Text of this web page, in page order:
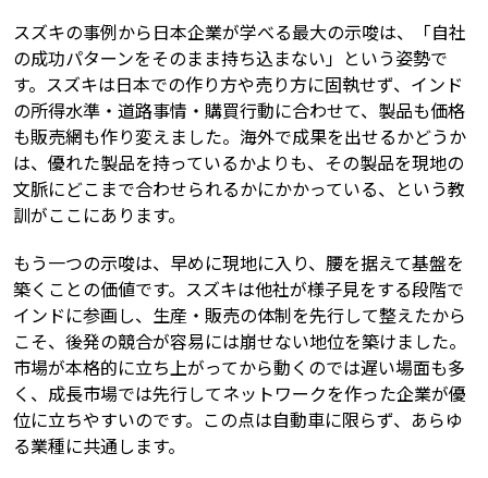
スズキの事例から日本企業が学べる最大の示唆は、「自社
の成功パターンをそのまま持ち込まない」という姿勢で
す。スズキは日本での作り方や売り方に固執せず、インド
の所得水準・道路事情・購買行動に合わせて、製品も価格
も販売網も作り変えました。海外で成果を出せるかどうか
は、優れた製品を持っているかよりも、その製品を現地の
文脈にどこまで合わせられるかにかかっている、という教
訓がここにあります。
もう一つの示唆は、早めに現地に入り、腰を据えて基盤を
築くことの価値です。スズキは他社が様子見をする段階で
インドに参画し、生産・販売の体制を先行して整えたから
こそ、後発の競合が容易には崩せない地位を築けました。
市場が本格的に立ち上がってから動くのでは遅い場面も多
く、成長市場では先行してネットワークを作った企業が優
位に立ちやすいのです。この点は自動車に限らず、あらゆ
る業種に共通します。